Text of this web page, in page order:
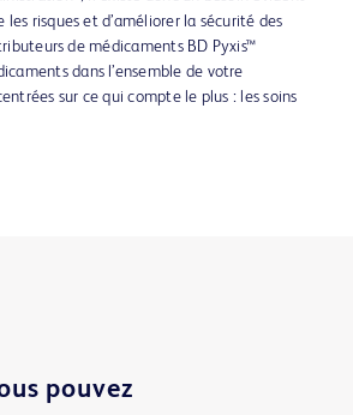
risques et d’améliorer la sécurité des
de médicaments BD Pyxis™
dans l’ensemble de votre
sur ce qui compte le plus : les soins
pouvez